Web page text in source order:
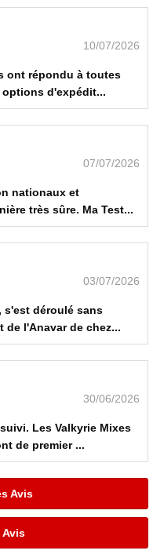
10/07/2026
ont répondu à toutes
d'expédit...
07/07/2026
nationaux et
très sûre. Ma Test...
03/07/2026
s'est déroulé sans
de l'Anavar de chez...
30/06/2026
Les Valkyrie Mixes
de premier ...
Avis
Avis